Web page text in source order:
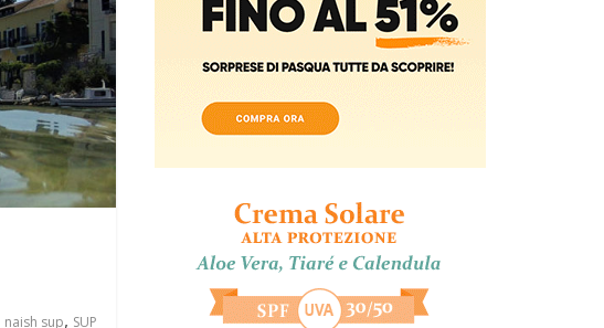
naish sup, SUP